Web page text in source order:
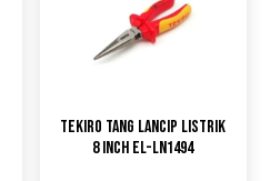
TEKIRO Tang Lancip Listrik
8 Inch EL-LN1494